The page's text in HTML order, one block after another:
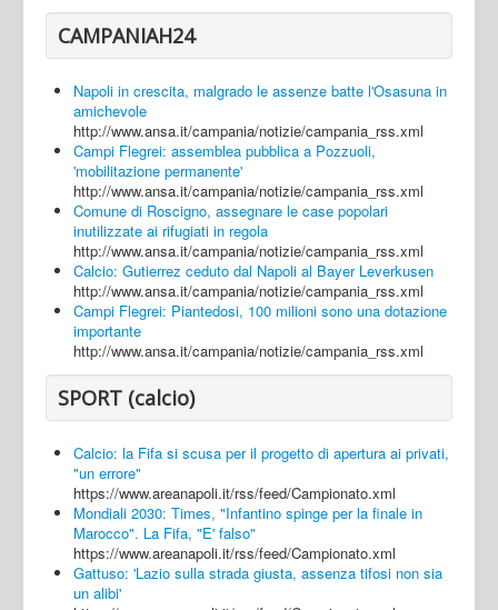
CAMPANIAH24
Napoli in crescita, malgrado le assenze batte l'Osasuna in
amichevole
http://www.ansa.it/campania/notizie/campania_rss.xml
Campi Flegrei: assemblea pubblica a Pozzuoli,
'mobilitazione permanente'
http://www.ansa.it/campania/notizie/campania_rss.xml
Comune di Roscigno, assegnare le case popolari
inutilizzate ai rifugiati in regola
http://www.ansa.it/campania/notizie/campania_rss.xml
Calcio: Gutierrez ceduto dal Napoli al Bayer Leverkusen
http://www.ansa.it/campania/notizie/campania_rss.xml
Campi Flegrei: Piantedosi, 100 milioni sono una dotazione
importante
http://www.ansa.it/campania/notizie/campania_rss.xml
SPORT (calcio)
Calcio: la Fifa si scusa per il progetto di apertura ai privati,
"un errore"
https://www.areanapoli.it/rss/feed/Campionato.xml
Mondiali 2030: Times, "Infantino spinge per la finale in
Marocco". La Fifa, "E' falso"
https://www.areanapoli.it/rss/feed/Campionato.xml
Gattuso: 'Lazio sulla strada giusta, assenza tifosi non sia
un alibi'